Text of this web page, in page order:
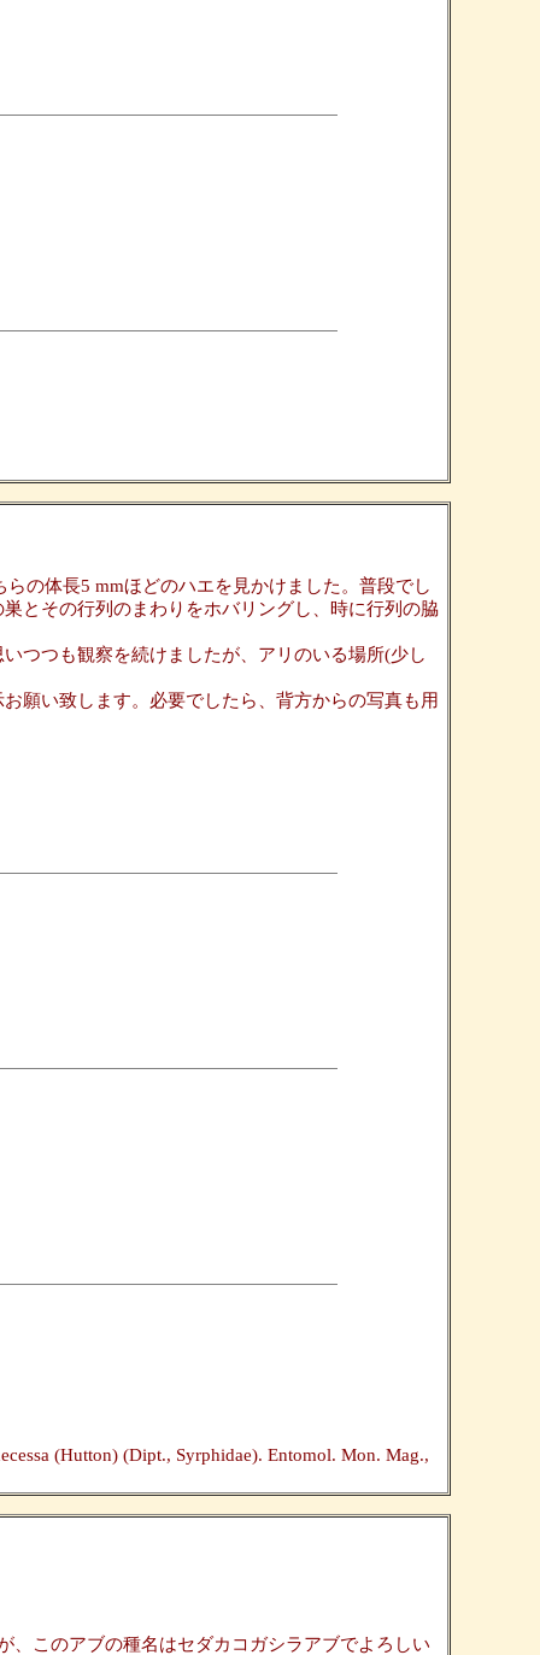
の体長5 mmほどのハエを見かけました。普段でし
とその行列のまわりをホバリングし、時に行列の脇
つつも観察を続けましたが、アリのいる場所(少し
願い致します。必要でしたら、背方からの写真も用
(Hutton) (Dipt., Syrphidae). Entomol. Mon. Mag.,
、このアブの種名はセダカコガシラアブでよろしい